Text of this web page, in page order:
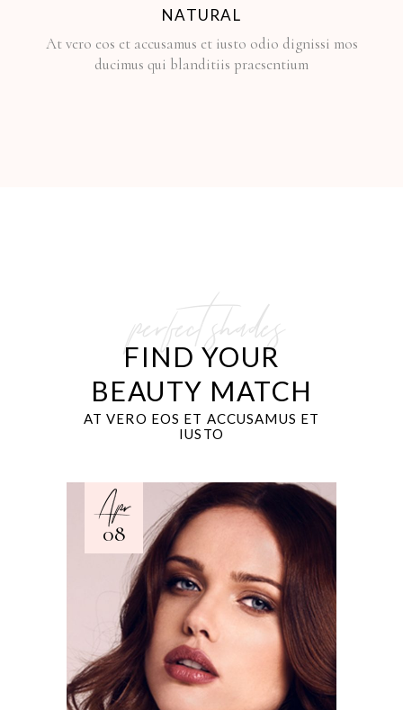
NATURAL
At vero eos et accusamus et iusto odio dignissi mos
ducimus qui blanditiis praesentium
perfect shades
FIND YOUR
BEAUTY MATCH
AT VERO EOS ET ACCUSAMUS ET
IUSTO
Apr
08